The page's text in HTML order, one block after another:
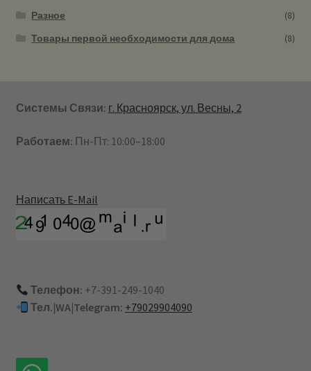
Разное
(8)
Товары первой необходимости для дома
(8)
Системы Связи: г. Красноярск, ул. Весны, 2
Работаем: Пн-Пт: 10:00–18:00
Написать E-Mail
Телефон: +7-391-249-1040
Тел.|WA|Telegram: +79029904090